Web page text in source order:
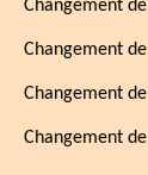
Changement
Changement
Changement
Changement